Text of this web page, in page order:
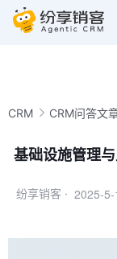
CRM CRM问答文
基础设施管理
纷享销客 · 2025-